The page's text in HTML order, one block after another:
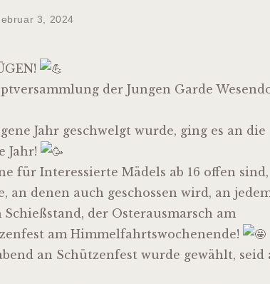
3, 2024
der Jungen Garde
Jahr geschwelgt wurde, ging es an die
Jahr!
für Interessierte Mädels ab 16 offen sind,
denen auch geschossen wird, an
der Osterausmarsch am
am Himmelfahrtswochenende!
an Schützenfest wurde gewählt, seid